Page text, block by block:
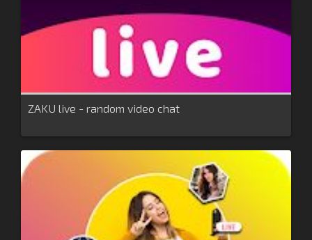
ZAKU live - random video chat